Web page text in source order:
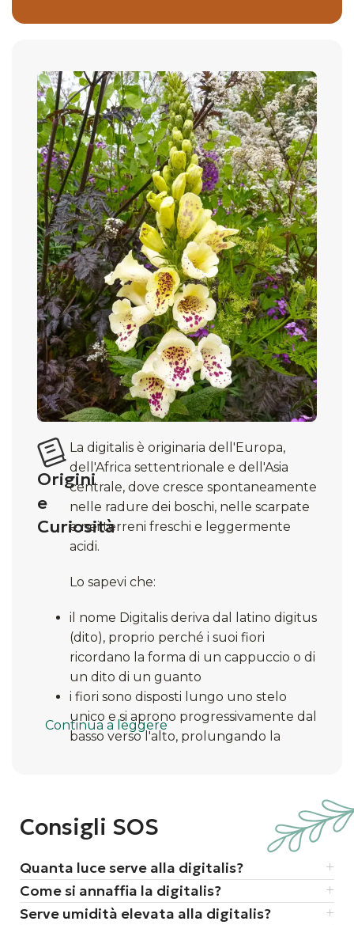
Origini
e
Curiosità
La digitalis è originaria dell'Europa,
dell'Africa settentrionale e dell'Asia
centrale, dove cresce spontaneamente
nelle radure dei boschi, nelle scarpate
e nei terreni freschi e leggermente
acidi.
Lo sapevi che:
il nome Digitalis deriva dal latino digitus
(dito), proprio perché i suoi fiori
ricordano la forma di un cappuccio o di
un dito di un guanto
i fiori sono disposti lungo uno stelo
unico e si aprono progressivamente dal
basso verso l'alto, prolungando la
dentro le campanule per raccogliere il
nettare
tutta la pianta contiene digitalina, una
sostanza storicamente utilizzata in
medicina cardiaca, il che la rende
tossica se ingerita (attenzione a bimbi e
Continua a leggere
Consigli SOS
Quanta luce serve alla digitalis?
Come si annaffia la digitalis?
Serve umidità elevata alla digitalis?